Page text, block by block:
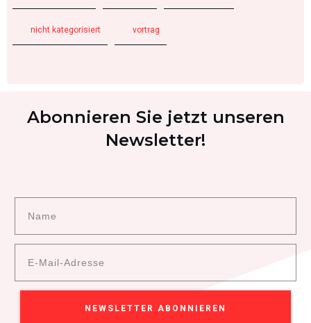
nicht kategorisiert vortrag
Abonnieren Sie jetzt unseren
Newsletter!
NEWSLETTER ABONNIEREN